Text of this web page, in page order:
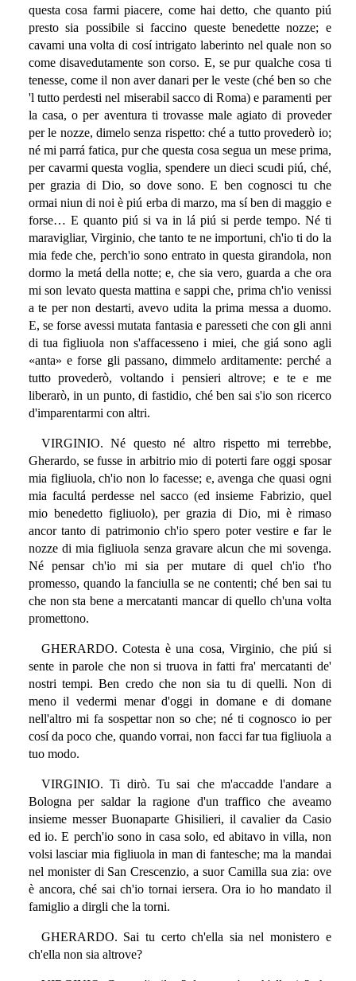
questa cosa farmi piacere, come hai detto, che quanto piú
presto sia possibile si faccino queste benedette nozze; e
cavami una volta di cosí intrigato laberinto nel quale non so
come disavedutamente son corso. E, se pur qualche cosa ti
tenesse, come il non aver danari per le veste (ché ben so che
'l tutto perdesti nel miserabil sacco di Roma) e paramenti per
la casa, o per aventura ti trovasse male agiato di proveder
per le nozze, dimelo senza rispetto: ché a tutto provederò io;
né mi parrá fatica, pur che questa cosa segua un mese prima,
per cavarmi questa voglia, spendere un dieci scudi piú, ché,
per grazia di Dio, so dove sono. E ben cognosci tu che
ormai niun di noi è piú erba di marzo, ma sí ben di maggio e
forse… E quanto piú si va in lá piú si perde tempo. Né ti
maravigliar, Virginio, che tanto te ne importuni, ch'io ti do la
mia fede che, perch'io sono entrato in questa girandola, non
dormo la metá della notte; e, che sia vero, guarda a che ora
mi son levato questa mattina e sappi che, prima ch'io venissi
a te per non destarti, avevo udita la prima messa a duomo.
E, se forse avessi mutata fantasia e paresseti che con gli anni
di tua figliuola non s'affacesseno i miei, che giá sono agli
«anta» e forse gli passano, dimmelo arditamente: perché a
tutto provederò, voltando i pensieri altrove; e te e me
liberarò, in un punto, di fastidio, ché ben sai s'io son ricerco
d'imparentarmi con altri.
VIRGINIO. Né questo né altro rispetto mi terrebbe,
Gherardo, se fusse in arbitrio mio di poterti fare oggi sposar
mia figliuola, ch'io non lo facesse; e, avenga che quasi ogni
mia facultá perdesse nel sacco (ed insieme Fabrizio, quel
mio benedetto figliuolo), per grazia di Dio, mi è rimaso
ancor tanto di patrimonio ch'io spero poter vestire e far le
nozze di mia figliuola senza gravare alcun che mi sovenga.
Né pensar ch'io mi sia per mutare di quel ch'io t'ho
promesso, quando la fanciulla se ne contenti; ché ben sai tu
che non sta bene a mercatanti mancar di quello ch'una volta
promettono.
GHERARDO. Cotesta è una cosa, Virginio, che piú si
sente in parole che non si truova in fatti fra' mercatanti de'
nostri tempi. Ben credo che non sia tu di quelli. Non di
meno il vedermi menar d'oggi in domane e di domane
nell'altro mi fa sospettar non so che; né ti cognosco io per
cosí da poco che, quando vorrai, non facci far tua figliuola a
tuo modo.
VIRGINIO. Ti dirò. Tu sai che m'accadde l'andare a
Bologna per saldar la ragione d'un traffico che aveamo
insieme messer Buonaparte Ghisilieri, il cavalier da Casio
ed io. E perch'io sono in casa solo, ed abitavo in villa, non
volsi lasciar mia figliuola in man di fantesche; ma la mandai
nel monister di San Crescenzio, a suor Camilla sua zia: ove
è ancora, ché sai ch'io tornai iersera. Ora io ho mandato il
famiglio a dirgli che la torni.
GHERARDO. Sai tu certo ch'ella sia nel monistero e
ch'ella non sia altrove?